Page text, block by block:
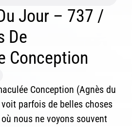
Jour – 737 /
De
Conception
Conception (Agnès du
parfois de belles choses
nous ne voyons souvent